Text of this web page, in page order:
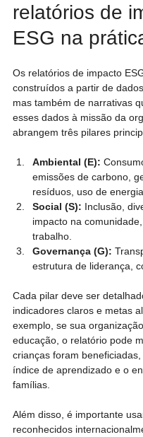
relatórios de
ESG na
Os relatórios de impacto
construídos a partir de
mas também de narrativas
esses dados à missão da
abrangem três pilares
Ambiental (E):
emissões de carbono,
resíduos, uso de
Social (S): Inclusão,
impacto na
trabalho.
Governança (G):
estrutura de liderança,
Cada pilar deve ser
indicadores claros e metas
exemplo, se sua
educação, o relatório pode
crianças foram
índice de aprendizado e o
famílias.
Além disso, é importante
reconhecidos